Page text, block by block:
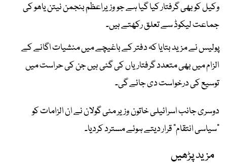
وکیل کو بھی گرفتار کیا گیا ہے جو وزیراعظم بنجمن نیتن یاھو کی
جماعت لیکوڈ سے تعلق رکھتے ہیں۔
پولیس نے مزید بتایا کہ دفتر کے باغیچے میں منشیات اگانے کے
الزام میں بھی متعدد گرفتاریاں کی گئی ہیں جن کی حراست میں
توسیع کی درخواست دی جائے گی۔
دوسری جانب اسرائیلی خاتون وزیر مئی گولان نے ان الزامات کو
"سیاسی انتقام" قرار دیتے ہوئے مسترد کردیا۔
مزید پڑھیں